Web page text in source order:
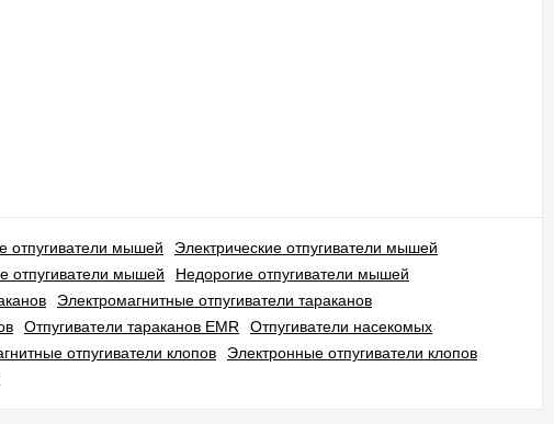
отпугиватели мышей
Электрические отпугиватели мышей
отпугиватели мышей
Недорогие отпугиватели мышей
Электромагнитные отпугиватели тараканов
Отпугиватели тараканов EMR
Отпугиватели насекомых
отпугиватели клопов
Электронные отпугиватели клопов